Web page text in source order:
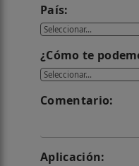
País:
¿Cómo te
Comentario:
Aplicación: